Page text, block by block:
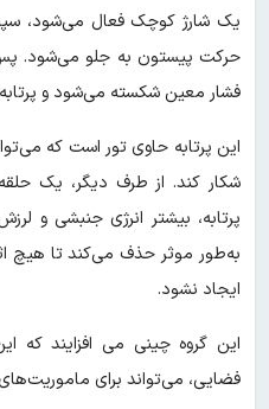
یک شارژ کوچک فعال می‌شود،
حرکت پیستون به جلو می‌شود.
فشار معین شکسته می‌شود و پرتابه
این پرتابه حاوی تور است که
پرتابه، بیشتر انرژی جنبشی و
به‌طور موثر حذف می‌کند تا هیچ
ایجاد نشود.
این گروه چینی می افزایند که
فضایی، می‌تواند برای